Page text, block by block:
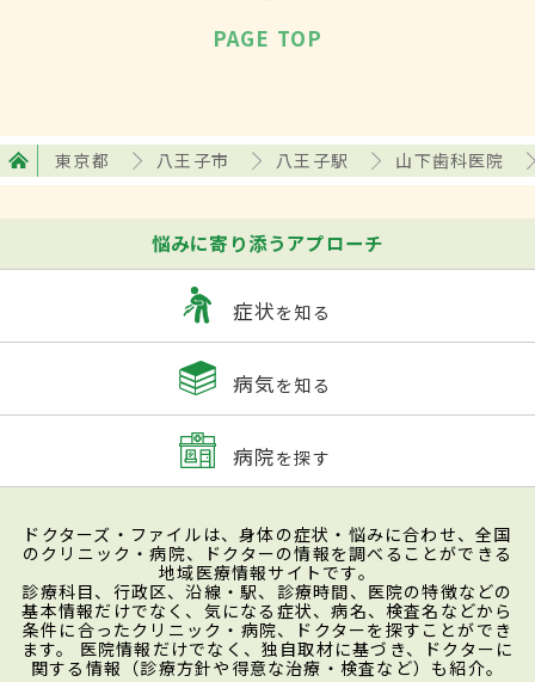
PAGE TOP
東京都 八王子市 八王子駅 山下歯科医院
悩みに寄り添うアプローチ
症状を知る
病気を知る
病院を探す
ドクターズ・ファイルは、身体の症状・悩みに合わせ、全国
のクリニック・病院、ドクターの情報を調べることができる
地域医療情報サイトです。
診療科目、行政区、沿線・駅、診療時間、医院の特徴などの
基本情報だけでなく、気になる症状、病名、検査名などから
条件に合ったクリニック・病院、ドクターを探すことができ
ます。 医院情報だけでなく、独自取材に基づき、ドクターに
関する情報（診療方針や得意な治療・検査など）も紹介。